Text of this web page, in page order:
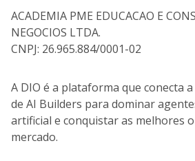
ACADEMIA PME EDUCACAO E
NEGOCIOS LTDA.
CNPJ: 26.965.884/0001-02
A DIO é a plataforma que conecta
de AI Builders para dominar
artificial e conquistar as melhores
mercado.